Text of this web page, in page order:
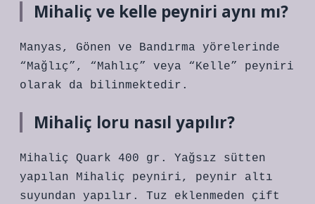
Mihaliç ve kelle peyniri aynı mı?
Manyas, Gönen ve Bandırma yörelerinde
“Mağlıç”, “Mahlıç” veya “Kelle” peyniri
olarak da bilinmektedir.
Mihaliç loru nasıl yapılır?
Mihaliç Quark 400 gr. Yağsız sütten
yapılan Mihaliç peyniri, peynir altı
suyundan yapılır. Tuz eklenmeden çift